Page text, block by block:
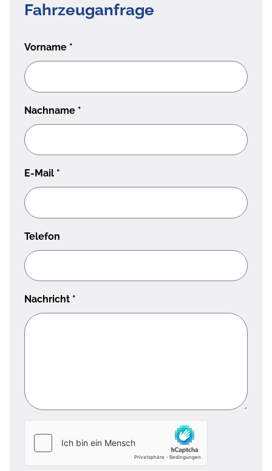
Fahrzeuganfrage
Vorname *
Nachname *
E-Mail *
Telefon
Nachricht *